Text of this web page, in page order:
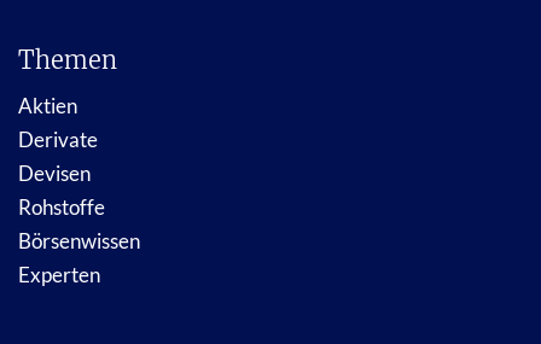
Themen
Aktien
Derivate
Devisen
Rohstoffe
Börsenwissen
Experten